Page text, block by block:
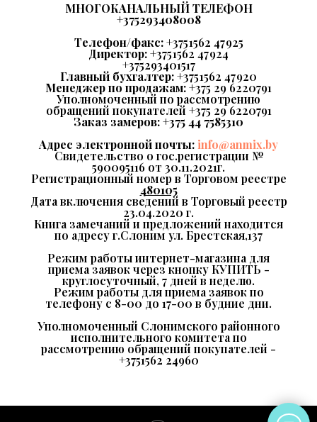
МНОГОКАНАЛЬНЫЙ ТЕЛЕФОН
+375293408008
Телефон/факс:+375 1562 47 925
Директор:+375 1562 47 924
+375293401517
Главный бухгалтер:+375 1562 47 920
Менеджер по продажам:+375 29 6220791
Уполномоченный по рассмотрению
обращений покупателей +375 29 6220791
Заказ замеров:+375 44 7585310
Адрес электронной почты:info@anmix.by
Свидетельство о гос.регистрации №
590095116 от 30.11.2021г.
Регистрационный номер в Торговом реестре
480105
Дата включения сведений в Торговый реестр
23.04.2020 г.
Книга замечаний и предложений находится
по адресу г.Слоним ул. Брестская,137
Режим работы интернет-магазина для
приема заявок через кнопку КУПИТЬ -
круглосуточный, 7 дней в неделю.
Режим работы для приема заявок по
телефону с 8-00 до 17-00 в будние дни.
Уполномоченный Слонимского районного
исполнительного комитета по
рассмотрению обращений покупателей -
+3751562 24960